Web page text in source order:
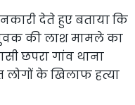
देते हुए बताया कि
की लाश मामले का
छपरा गांव थाना
लोगों के खिलाफ हत्या